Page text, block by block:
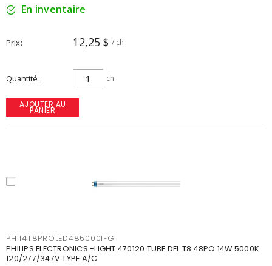
En inventaire
Prix 12,25 $ / ch
Quantité ch
AJOUTER AU
PANIER
PHI14T8PROLED485000IFG
PHILIPS ELECTRONICS -LIGHT 470120 TUBE DEL T8 48PO 14W 5000K
120/277/347V TYPE A/C